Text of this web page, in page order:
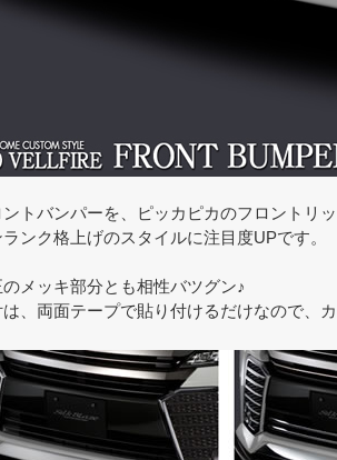
トバンパーを、ピッカピカのフロントリ
ンク格上げのスタイルに注目度UPです。
メッキ部分とも相性バツグン♪
、両面テープで貼り付けるだけなので、